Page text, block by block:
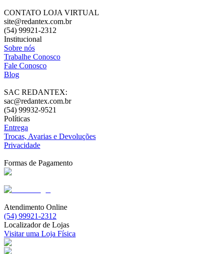
CONTATO LOJA VIRTUAL
site@redantex.com.br
(54) 99921-2312
Institucional
Sobre nós
Trabalhe Conosco
Fale Conosco
Blog
SAC REDANTEX:
sac@redantex.com.br
(54) 99932-9521
Políticas
Entrega
Trocas, Avarias e Devoluções
Privacidade
Formas de Pagamento
Atendimento Online
(54) 99921-2312
Localizador de Lojas
Visitar uma Loja Física